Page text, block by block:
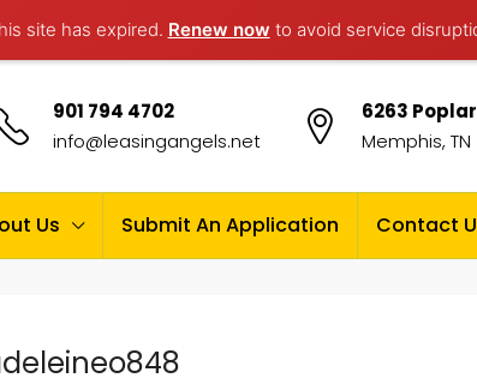
site has expired. Renew now to avoid service
901 794 4702
info@leasingangels.net
6263
Memphis, TN
Us Submit An Application Contact